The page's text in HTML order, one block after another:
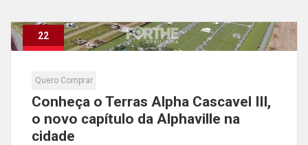
22
Quero Comprar
Conheça o Terras Alpha Cascavel III,
o novo capítulo da Alphaville na
cidade